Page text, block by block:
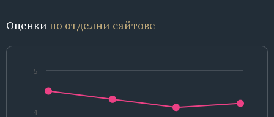
Оценки по отделни сайтове
4
5